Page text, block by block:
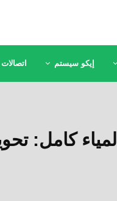
إيكو سيستم اتصالات
لمياء كامل: